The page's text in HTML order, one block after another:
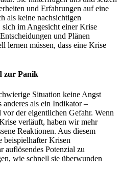
und Erfahrungen auf eine
als keine nachsichtigen
im Angesicht einer Krise
und Plänen
lernen müssen, dass eine Krise
zur Panik
Situation keine Angst
als ein Indikator –
der eigentlichen Gefahr. Wenn
verläuft, haben wir mehr
Reaktionen. Aus diesem
beispielhafter Krisen
auflösendes Potenzial zu
wie schnell sie überwunden